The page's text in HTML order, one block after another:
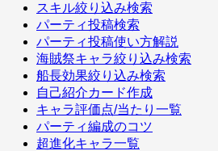
スキル絞り込み検索
パーティ投稿検索
パーティ投稿使い方解説
海賊祭キャラ絞り込み検索
船長効果絞り込み検索
自己紹介カード作成
キャラ評価点/当たり一覧
パーティ編成のコツ
超進化キャラ一覧